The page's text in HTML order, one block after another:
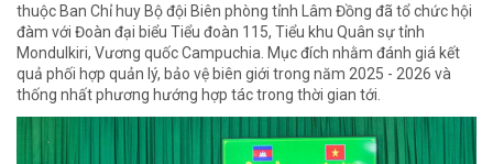
thuộc Ban Chỉ huy Bộ đội Biên phòng tỉnh Lâm Đồng đã tổ chức hội
đàm với Đoàn đại biểu Tiểu đoàn 115, Tiểu khu Quân sự tỉnh
Mondulkiri, Vương quốc Campuchia. Mục đích nhằm đánh giá kết
quả phối hợp quản lý, bảo vệ biên giới trong năm 2025 - 2026 và
thống nhất phương hướng hợp tác trong thời gian tới.